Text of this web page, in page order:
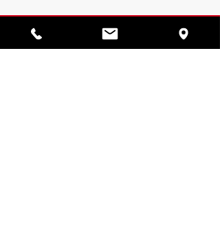
IHR ANSPRECHPARTNER